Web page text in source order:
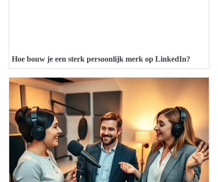
Hoe bouw je een sterk persoonlijk merk op LinkedIn?